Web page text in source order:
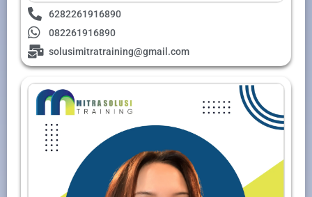
6282261916890
082261916890
solusimitratraining@gmail.com